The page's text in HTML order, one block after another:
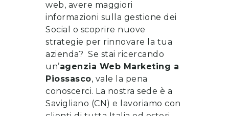
web, avere maggiori
informazioni sulla gestione dei
Social o scoprire nuove
strategie per rinnovare la tua
azienda? Se stai ricercando
un’agenzia Web Marketing a
Piossasco, vale la pena
conoscerci. La nostra sede è a
Savigliano (CN) e lavoriamo con